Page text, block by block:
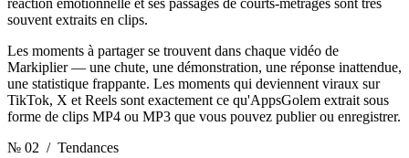
souvent extraits en clips.
Les moments à partager se trouvent dans chaque vidéo de
Markiplier — une chute, une démonstration, une réponse inattendue,
une statistique frappante. Les moments qui deviennent viraux sur
TikTok, X et Reels sont exactement ce qu'AppsGolem extrait sous
forme de clips MP4 ou MP3 que vous pouvez publier ou enregistrer.
№ 02 / Tendances